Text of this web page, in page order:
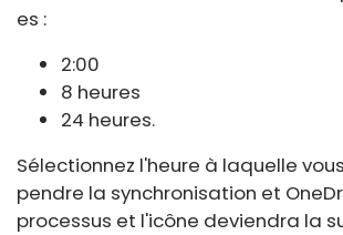
es :
2:00
8 heures
24 heures.
Sélectionnez l'heure à laquelle
pendre la synchronisation et
processus et l'icône deviendra la